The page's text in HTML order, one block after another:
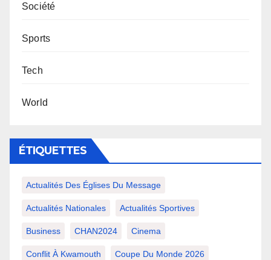
Société
Sports
Tech
World
ÉTIQUETTES
Actualités Des Églises Du Message
Actualités Nationales Actualités Sportives
Business CHAN2024 Cinema
Conflit À Kwamouth Coupe Du Monde 2026